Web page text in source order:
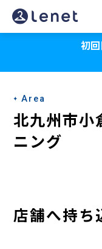
北
九
市
小
倉
北
宅
配
初
Area
北九州市小
ニング
店舗へ持ち